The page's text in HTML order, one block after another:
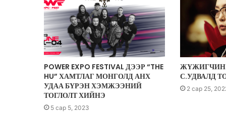
POWER EXPO FESTIVAL ДЭЭР “THE
HU” ХАМТЛАГ МОНГОЛД АНХ
УДАА БҮРЭН ХЭМЖЭЭНИЙ
ТОГЛОЛТ ХИЙНЭ
5 сар 5, 2023
ЖҮЖИГЧИН
С.УДВАЛД
2 сар 25,